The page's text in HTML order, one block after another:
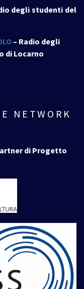
degli studenti del
– Radio degli
di Locarno
NETWORK
di Progetto